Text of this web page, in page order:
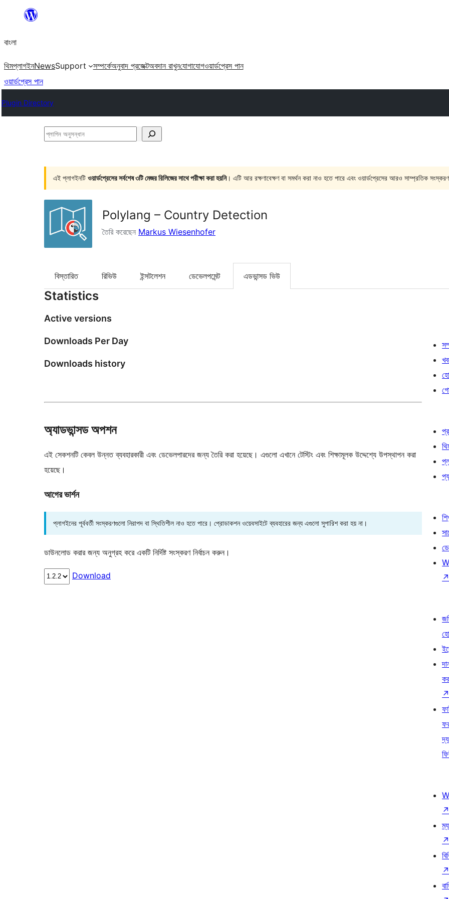
যান
বাংলা
থিমপ্লাগইনNewsSupport সম্পর্কেঅনুবাদ প্রজেক্টঅবদান রাখুনযোগাযোগওয়ার্ডপ্রেস পান
ওয়ার্ডপ্রেস পান
Plugin Directory
প্লাগিন
এই প্লাগইনটি ওয়ার্ডপ্রেসের সর্বশেষ ৩টি মেজর রিলিজের সাথে পরীক্ষা করা হয়নি। এটি আর রক্ষণাবেক্ষণ বা সমর্থন করা নাও হতে পারে এবং ওয়ার্ডপ্রেসের আরও সাম্প্রতিক
Polylang – Country Detection
তৈরি করেছেন Markus Wiesenhofer
বিস্তারিত রিভিউ ইন্সটলেশন ডেভেলপমেন্ট এডভান্সড ভিউ
Statistics
Active versions
Downloads Per Day
Downloads history
অ্যাডভান্সড অপশন
এই সেকশনটি কেবল উন্নত ব্যবহারকারী এবং ডেভেলপারদের জন্য তৈরি করা হয়েছে। এগুলো এখানে টেস্টিং এবং শিক্ষামূলক উদ্দেশ্যে উপস্থাপন করা
হয়েছে।
আগের ভার্শন
প্লাগইনের পূর্ববর্তী সংস্করণগুলো নিরাপদ বা স্থিতিশীল নাও হতে পারে। প্রোডাকশন ওয়েবসাইটে ব্যবহারের জন্য এগুলো সুপারিশ করা হয় না।
ডাউনলোড করার জন্য অনুগ্রহ করে একটি নির্দিষ্ট সংস্করণ নির্বাচন করুন।
Download
↗
↗
দ্য
↗
↗
↗